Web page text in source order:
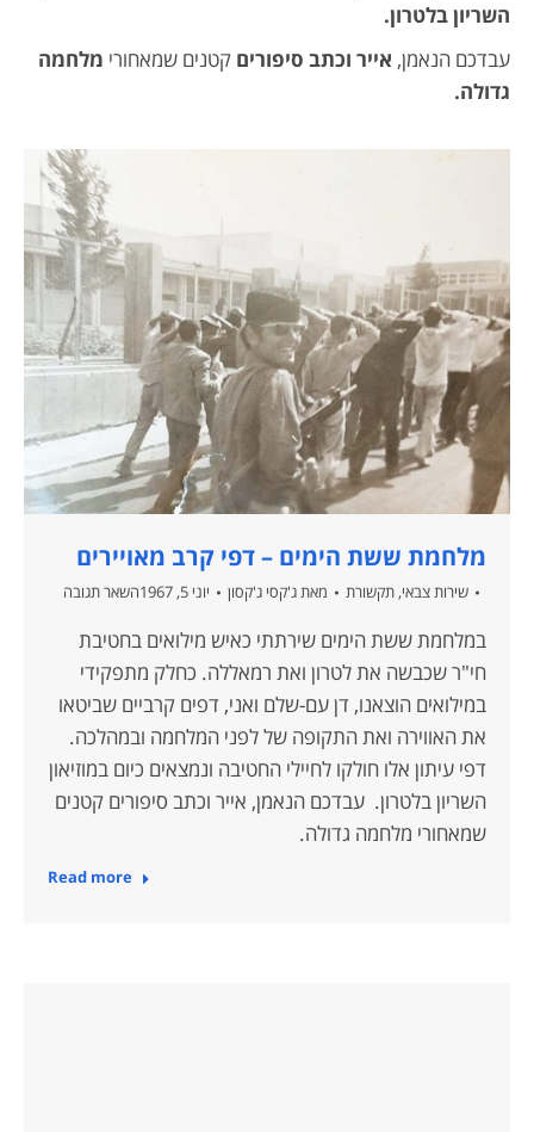
השריון בלטרון.
עבדכם הנאמן, אייר וכתב סיפורים קטנים שמאחורי מלחמה
גדולה.
מלחמת ששת הימים – דפי קרב מאויירים
שירות צבאי, תקשורת מאתג'קסי ג'קסון יוני 5, 1967 השאר תגובה
במלחמת ששת הימים שירתתי כאיש מילואים בחטיבת
חי"ר שכבשה את לטרון ואת רמאללה. כחלק מתפקידי
במילואים הוצאנו, דן עם-שלם ואני, דפים קרביים שביטאו
את האווירה ואת התקופה של לפני המלחמה ובמהלכה.
דפי עיתון אלו חולקו לחיילי החטיבה ונמצאים כיום במוזיאון
השריון בלטרון. עבדכם הנאמן, אייר וכתב סיפורים קטנים
שמאחורי מלחמה גדולה.
Read more